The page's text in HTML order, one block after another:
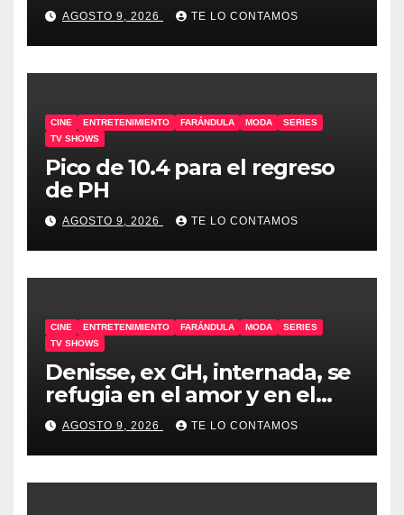
AGOSTO 9, 2026 TE LO CONTAMOS
CINE ENTRETENIMIENTO FARÁNDULA MODA
SERIES
TV SHOWS
Pico de 10.4 para el regreso
de PH
AGOSTO 9, 2026 TE LO CONTAMOS
CINE ENTRETENIMIENTO FARÁNDULA MODA
SERIES
TV SHOWS
Denisse, ex GH, internada, se
refugia en el amor y en el
humor
AGOSTO 9, 2026 TE LO CONTAMOS